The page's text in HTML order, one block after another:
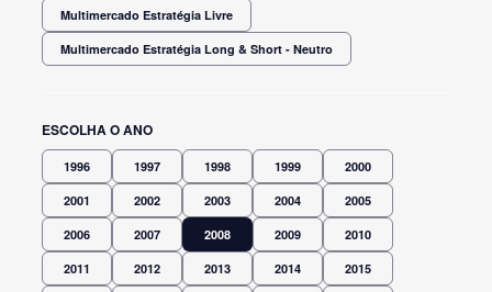
Multimercado Estratégia Livre
Multimercado Estratégia Long & Short - Neutro
ESCOLHA O ANO
1996 1997 1998 1999 2000
2001 2002 2003 2004 2005
2006 2007 2008 2009 2010
2011 2012 2013 2014 2015